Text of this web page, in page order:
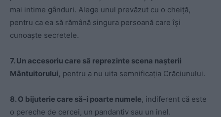
mai intime gânduri. Alege unul prevăzut cu o cheiță,
pentru ca ea să rămână singura persoană care își
cunoaște secretele.
7. Un accesoriu care să reprezinte scena nașterii
Mântuitorului, pentru a nu uita semnificația Crăciunului.
8. O bijuterie care să-i poarte numele, indiferent că este
o pereche de cercei, un pandantiv sau un inel.